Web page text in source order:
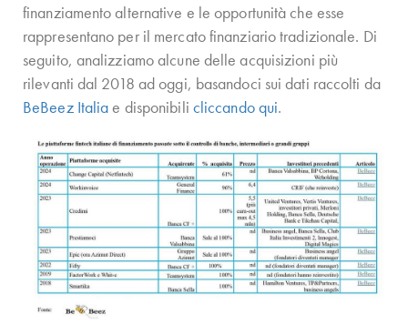
finanziamento alternative e le opportunità che esse
rappresentano per il mercato finanziario tradizionale. Di
seguito, analizziamo alcune delle acquisizioni più
rilevanti dal 2018 ad oggi, basandoci sui dati raccolti da
BeBeez Italiae disponibili cliccando qui.